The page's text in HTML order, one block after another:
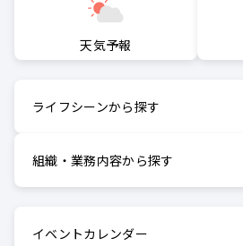
天気予報
ライフシーンから探す
組織・業務内容から探す
イベントカレンダー